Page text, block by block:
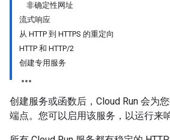
非确定性网址
流式响应
从 HTTP 到 HTTPS 的重定向
HTTP 和 HTTP/2
创建专用服务
创建服务或函数后，Cloud Run 会为
端点。您可以启用该服务，以运行来